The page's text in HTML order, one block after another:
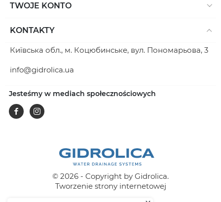
TWOJE KONTO
KONTAKTY
Київська обл., м. Коцюбинське, вул. Пономарьова, 3
info@gidrolica.ua
Jesteśmy w mediach społecznościowych
FacebookInstagram
© 2026 - Copyright by Gidrolica.
Tworzenie strony internetowej